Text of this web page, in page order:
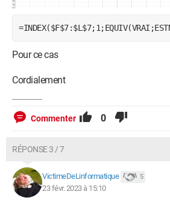
Pour ce cas
Cordialement
Commenter 0
RÉPONSE 3 / 7
VictimeDeLinformatique 5
23 févr. 2023 à 15:10